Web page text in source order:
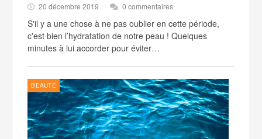
20 décembre 2019 0 commentaires
S'il y a une chose à ne pas oublier en cette période,
c'est bien l’hydratation de notre peau ! Quelques
minutes à lui accorder pour éviter…
BEAUTÉ